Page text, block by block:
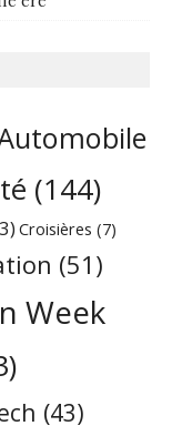
(144)
Croisières (7)
(51)
Week
(43)